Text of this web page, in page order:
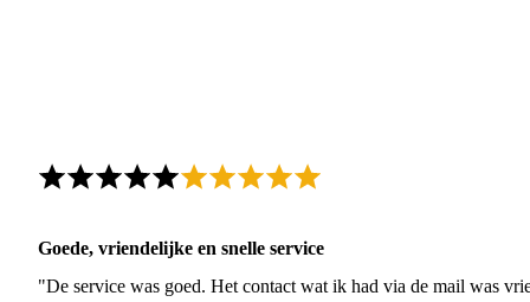
Goede, vriendelijke en snelle service
"De service was goed. Het contact wat ik had via de mail was